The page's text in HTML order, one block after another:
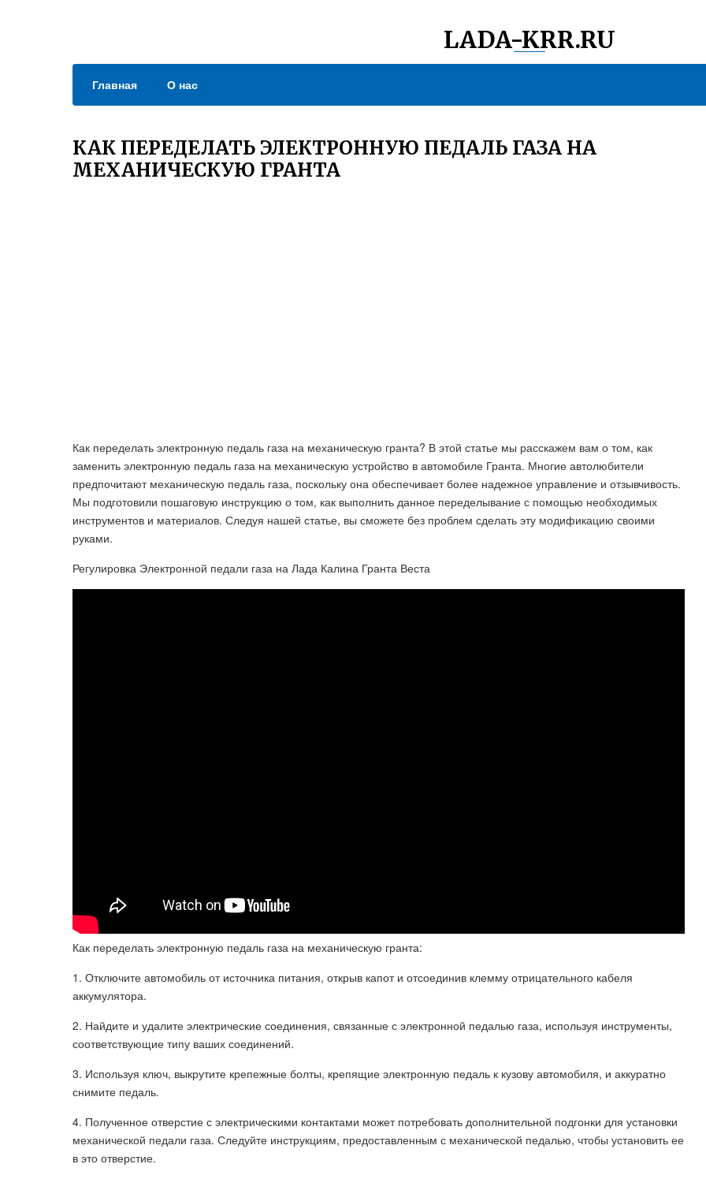
LADA-KRR.RU
Главная О нас
КАК ПЕРЕДЕЛАТЬ ЭЛЕКТРОННУЮ ПЕДАЛЬ ГАЗА НА
МЕХАНИЧЕСКУЮ ГРАНТА
Как переделать электронную педаль газа на механическую гранта? В этой статье мы расскажем вам о том, как
заменить электронную педаль газа на механическую устройство в автомобиле Гранта. Многие автолюбители
предпочитают механическую педаль газа, поскольку она обеспечивает более надежное управление и отзывчивость.
Мы подготовили пошаговую инструкцию о том, как выполнить данное переделывание с помощью необходимых
инструментов и материалов. Следуя нашей статье, вы сможете без проблем сделать эту модификацию своими
руками.
Регулировка Электронной педали газа на Лада Калина Гранта Веста
Как переделать электронную педаль газа на механическую гранта:
1. Отключите автомобиль от источника питания, открыв капот и отсоединив клемму отрицательного кабеля
аккумулятора.
2. Найдите и удалите электрические соединения, связанные с электронной педалью газа, используя инструменты,
соответствующие типу ваших соединений.
3. Используя ключ, выкрутите крепежные болты, крепящие электронную педаль к кузову автомобиля, и аккуратно
снимите педаль.
4. Полученное отверстие с электрическими контактами может потребовать дополнительной подгонки для установки
механической педали газа. Следуйте инструкциям, предоставленным с механической педалью, чтобы установить ее
в это отверстие.